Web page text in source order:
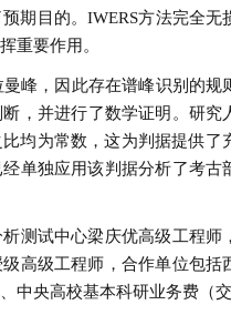
期目的。IWERS方法完全
重要作用。
，因此存在谱峰识别的规
，并进行了数学证明。研
均为常数，这为判据提供
单独应用该判据分析了考
试中心梁庆优高级工程师
高级工程师，合作单位包
中央高校基本科研业务费（